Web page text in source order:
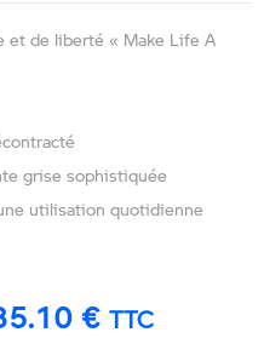
et de liberté « Make Life A
grise sophistiquée
utilisation quotidienne
€ TTC